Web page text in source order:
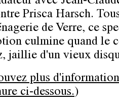
Prisca Harsch.
de Verre, ce
culmine quand le
jaillie d'un vieux
plus
ci-dessous.)